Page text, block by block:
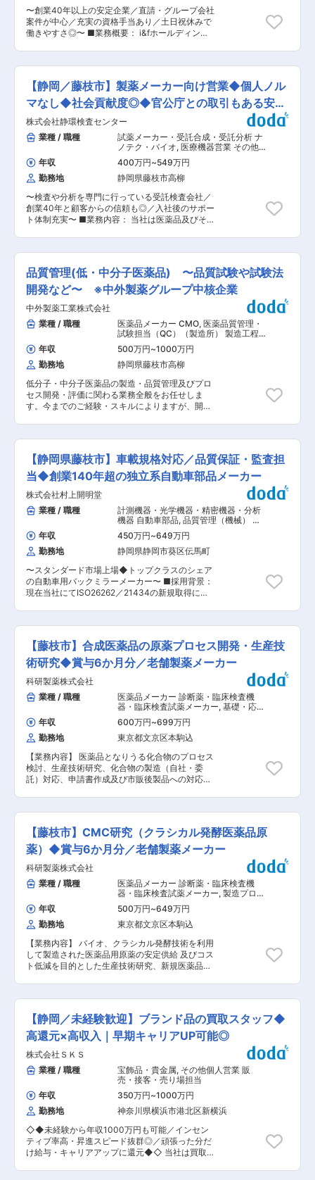
域に根ざした調剤薬局の事務スタッフとして長く
活躍 ・リーダー職として、スタッフ管理や教育、
採用に携わる道もあります ※スタッフ長・スタッ
12名（20代：6名、30代：3名、40代：1名、50
代：2名） ∟薬剤師：７名 ∟事務員：５名 ※転居
能性あり ※希望休は前月中旬に提出
大正9年に設立された理化学研究所。その頃から
受け継がれた真摯で探究心旺盛な風土は今でも変
わることはありません。また、人材育成にも力を
入れており、「変革と創造への挑戦」を念頭に、
社員の意欲的な自己啓発に対しても、積極的にサ
〜創業40年以上の安定企業／直請・グループ会社
案件が中心／充実の資格手当あり／土日祝休みで
働きやすさ◎〜 ■業務概要： i&fホールディング
務詳細： ・工程、予算、安全、労務などの管理
・現場での指示だし ・施工図作成（JWCAD利
用） ・資材の手配、管理 ・関係官庁への手続き
・近隣住民の方への対応 等 ※協力会社は、本社
で事前に手配します。 ※ほとんどが直請案件で、
自社内で設計〜施工管理を担っています。 ■担当
案件： 静岡エリアの住宅、店舗、工場、介護施
設 など ■ミッション： 今回の採用背景は増員
となっており、組織力を強化するための採用とな
ります。現在は、経験や年次問わず様々な方が活
躍されているため、若手の育成や業務をリードす
る力も求められます。 ■入社後の流れ： 入社後
は即戦力としてすぐに現場担当をお任せします。
これまでの経験を活かし、のびのびとご活躍くだ
さい。 ■働く環境： ◎働き方改革が始まる前か
ら、残業や休出を減らし、体の負担の少ない働き
いています。 ◎手厚い資格手当や各種手当を支給
しています。1級建築施工管理技士の有資格者の
方なら、1年目から年収720万円も可能です。 ■
当社の特徴： ◎昭和55年に創業した地元の建設会
社ですが、現在は飲食店や物販店舗の経営にも携
わり、また介護事業や不動産販売事業の関連会社
を設立するなど多角化を推進しています。 ◎現在
は医療・福祉事業、車両メンテナンス事業、総合
人材サービス事業などを展開するi&fホールディン
グスの一員となり、地元静岡県での信頼をベース
に事業を拡大中です。 変更の範囲：無
【静岡／藤枝市】製薬メーカー向け営業◆個人ノル
マなし◆社会貢献度◎◆官公庁との取引もある安定
企業
株式会社静環検査センター
業種 / 職種
試薬メーカー・受託合成・受託分析 ナ
ノテク・バイオ, 医療機器営業 その他
法人営業（既存・ルートセールス中
心）
年収 400万円~549万円
勤務地
静岡県藤枝市高柳
〜検査や分析を専門に行っている受託検査会社／
創業40年と顧客からの信頼も◎／入社後のサポー
ト体制充実〜 ■業務内容： 当社は医薬品及びそ
ズに応じた検査分析のご提案営業です。 既存顧客
のフォローがメインで、個人ノルマはなく部署全
体で目標達成を目指します。 ■業務詳細： ◇顧
客訪問・情報収集 ◇試験方法、見積り等 ◇社内
調整・段取り ◇スケジュール管理 ◇試験結果の
報告 など ■入社後の流れ： まずは検査アイテム
についての座学研修を実施します。業務内容理解
のため、技術部門にて研修を行うこともありま
す。先輩社員の商談に同席しながら、半年程度で
徐々に顧客を引き継いでいくイメージです。 ※専
門知識は入社後に習得していただければ問題あり
ません。 ■組織構成： 医薬品事業本部 営業課は4
名で構成されています。 ■活躍人材： 化学系の
バックグラウンドがある方など ■当社の特徴：
◇当社は、人々の安心・安全な生活を守るため、
検査や分析を専門に行っている受託検査会社で
検査に対応できるため、お客様が必要とするデー
タを一社ですべて揃えることが可能です。最新設
備の導入と従業員の技術スキル向上に力を入れる
ことで、日本全国からご依頼を受け発展してきま
した。 ◇環境省・国土交通省・都道府県・市町村
などの官公庁をはじめ、各種メーカーなどの民間
企業からの依頼も多くいただいており、今後も検
査ニーズは増えていくことが予想されます。また
放射能やPM2.5、新型コロナウイルスなど、時代
のニーズに素早く対応しお客様の要望を実現する
ことで、社会貢献に繋げています。
品質管理(低・中分子医薬品) 〜品質試験や試験法
開発など〜 ※中外製薬グループ中核企業
中外製薬工業株式会社
業種 / 職種
医薬品メーカー CMO, 医薬品質管理・
試験担当（QC）（製造所） 製造工程
管理・工程改善
年収 500万円~1000万円
勤務地
静岡県藤枝市高柳
低分子・中分子医薬品の製造・品質管理及びプロ
セス開発・評価に関わる業務全般をお任せしま
す。今までのご経験・スキルによりますが、開発
微生物試験） 安全基準に基づいた、医薬品の純
度、定量重量、成分、製造環境等の確認を行いま
す。 ・医薬品の品質管理 （原材料試験、理化学
試験、微生物試験）に関わる試験法の開発 いかに
早く・正確に・効率的に品質を担保するか、その
ための試験方法（純度，定量法等）を開発しま
す。 ・低分子・中分子医薬品の開発プロセスの決
定 合成医薬品の新薬開発時や製造工程変更時に原
薬および製剤化製法開発担当者や製造担当者等関
係部署と協働し、量産のための製造プロセスを決
定します。 ■ご入社後の役割及びキャリア： 前
職までのご経験や実力に応じたキャリアをご用意
します。試験担当者及び試験責任者を担える人財
だけでなく，早期にラボのリーダーを担える人財
や将来のマネジャー候補人財など幅広く募集しま
す。 ■業務の魅力： ・低分子・中分子医薬品開
を有する製薬会社ならではのプロジェクトマネジ
メントに携われます。 ・Roche社を始め、国内外
の会社と連携するグローバル開発に携われます。
・独自性の高い医薬品を適切に評価し、恒常的に
品質を担保するための試験法開発・品質管理にて
貢献できます。 ・国内外の新薬申請に従事し、薬
事申請、査察対応など、当局とのやりとりにて活
躍できます。 ・業務プロセスの統合・簡略化・刷
新など、常によりよいプロセスを志向し変化を起
こすことが推奨されています。 ・入社後は、会
社・仕事にいち早く慣れるために、一定期間は先
輩社員がメンターとして伴走します。また、社内
制度の説明、専門業務の理論および実地教育も充
可 ■募集背景： 開発品対応に伴う体制強化のた
め増員採用します。 今後開発品製造の比率を上げ
プロジェクト推進や医薬品の品質を担保するため
の試験法開発についても活発に行われていきま
す。グローバル水準の品質維持と向上のため、積
極的に行動できる方を募集いたします。 変更の範
囲：会社の定める業務
【静岡県藤枝市】車載規格対応／品質保証・監査担
当◆創業140年超の独立系自動車部品メーカー
株式会社村上開明堂
業種 / 職種
計測機器・光学機器・精密機器・分析
機器 自動車部品, 品質管理（機械） 品
質保証（機械）
年収 450万円~649万円
勤務地
静岡県静岡市葵区伝馬町
〜スタンダード市場上場◆トップクラスのシェア
の自動車用バックミラーメーカー〜 ■採用背景：
現在当社にてISO26262／21434の新規取得に向
集することとなりました。 ■業務内容： 品質保
証・監査担当（メンバークラス）として主に以下
のお仕事をお任せします。 ◇ISO26262／21434
の新規取得に向けた体制の構築 ※現担当の指示の
もと、事務や対応をお願いしていきます。 ◇上記
取得後の運用面での対応業務（日々の運用・チェ
ック等） ◇その他規格、各国認証監査のフォロー
業務 ※入社後まずは、ISO26262／21434の新規
取得に向けた準備の補助的な業務からをお任せす
る予定です。 ■当社の特徴： 約140年間、時代の
変遷とともに新事業を展開し、発展させてきた企
業です。今また一つの大きな転機を迎えていま
す。 ・主力のミラーシステム事業では、自動車業
界のグローバル化やマーケットの変化に伴い、新
興国をはじめとする海外での事業拡大がさらに重
要課題です。特にアジア圏のニーズを考えると、
ーを見据え、その国に合った戦略を立てること
で、自動車メーカーの要請に応えるばかりでなく
自立的な提案力を強化していきます。 ・オプトロ
ニクス事業をはじめ自動車産業に偏らない異分野
への進出も進めています。例えば、昨年基礎研究
が完了した「宙に浮くボタン」の技術を実用化さ
せました。感染症対策で非接触へのニーズが高ま
るなか、トイレやATM、エレベーターなどでボタ
ンとしての利用を見込んでいます。ぬれた手でも
操作できるキッチン向けテレビのような使い方も
できるとみられていて、今後の将来性に期待でき
る分野です。これは、ミラーを加工する当社独自
の技術です。 変更の範囲：会社の定める業務
【藤枝市】合成医薬品の原薬プロセス開発・生産技
術研究◆賞与6か月分／老舗製薬メーカー
科研製薬株式会社
業種 / 職種
医薬品メーカー 診断薬・臨床検査機
器・臨床検査試薬メーカー, 基礎・応用
研究（有機） 製造プロセス開発・工法
開発（合成・重合）
年収 600万円~699万円
勤務地
東京都文京区本駒込
【業務内容】 医薬品となりうる化合物のプロセス
検討、生産技術研究、化合物の製造（自社・委
託）対応、申請書作成及び市販後製品への対応業
検討）を含む・技術検討計画書、報告書の作成な
ど 【組織構成】 ■配属先組織名：CMCセンター
原薬部 ■在籍人数：18名（第１Gプロセス合成系
10名、第２Gバイオ系7名） 【企業概要】 当社は
1948年に財団法人理化学研究所を前身として設立
された研究開発型の製薬企業です。日本初の外用
爪白癬治療剤「クレナフィン」、関節機能改善剤
「アルツ」など日本初・世界初となるユニークな
製品の提供を通して、患者さんのクオリティ・オ
ブ・ライフの向上に努め、人々がより良い人生を
送るウェルビーイングへの貢献に注力していま
す。 【戦略・ビジョン】 最先端の製品で、『最
優』の成果をつくる。世界に存在感を示す製薬会
社になることが私たちのめざす未来です。日本・
アメリカ・カナダにおいて共同開発された日本初
外用爪白癬治療剤「クレナフィン」を、現在はア
【藤枝市】CMC研究（クラシカル発酵医薬品原
薬）◆賞与6か月分／老舗製薬メーカー
科研製薬株式会社
業種 / 職種
医薬品メーカー 診断薬・臨床検査機
器・臨床検査試薬メーカー, 製造プロセ
ス開発・工法開発（合成・重合） 製剤
研究（スケールアップ・工業化）
年収 500万円~649万円
勤務地
東京都文京区本駒込
【業務内容】 バイオ、クラシカル発酵技術を利用
して製造された医薬品用原薬の安定供給 及びコス
ト低減を目的とした生産技術研究、新規医薬品用
によるコスト低減、工場で発生した諸課題に対す
る技術支援、医薬品候補（原薬）の評価及び上市
へ向けた研究開発 ■技術検討計画書、報告書の作
成など 【組織構成】 ■配属先組織名：CMCセン
ター原薬部第 ■在籍人数：18名（第１Gプロセス
合成系10名、第２Gバイオ系7名） 【企業概要】
当社は1948年に財団法人理化学研究所を前身とし
て設立された研究開発型の製薬企業です。日本初
の外用爪白癬治療剤「クレナフィン」、関節機能
改善剤「アルツ」など日本初・世界初となるユニ
ークな製品の提供を通して、患者さんのクオリテ
ィ・オブ・ライフの向上に努め、人々がより良い
人生を送るウェルビーイングへの貢献に注力して
います。 【戦略・ビジョン】 最先端の製品で、
『最優』の成果をつくる。世界に存在感を示す製
薬会社になることが私たちのめざす未来です。日
【静岡／未経験歓迎】ブランド品の買取スタッフ◆
高還元×高収入｜早期キャリアUP可能◎
株式会社ＳＫＳ
業種 / 職種
宝飾品・貴金属, その他個人営業 販
売・接客・売り場担当
年収
350万円~1000万円
勤務地
神奈川県横浜市港北区新横浜
◇◆未経験から年収1000万円も可能／インセン
ティブ率高・昇進スピード抜群◎／頑張った分だ
け給与・キャリアアップに還元◆◇ 当社は買取